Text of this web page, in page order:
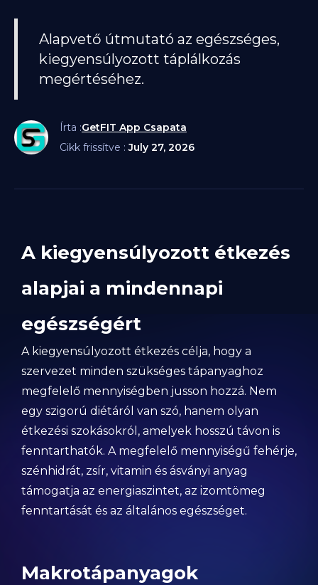
Alapvető útmutató az egészséges,
kiegyensúlyozott táplálkozás
megértéséhez.
Írta :GetFIT App Csapata
Cikk frissítve :July 27, 2026
A kiegyensúlyozott étkezés
alapjai a mindennapi
egészségért
A kiegyensúlyozott étkezés célja, hogy a
szervezet minden szükséges tápanyaghoz
megfelelő mennyiségben jusson hozzá. Nem
egy szigorú diétáról van szó, hanem olyan
étkezési szokásokról, amelyek hosszú távon is
fenntarthatók. A megfelelő mennyiségű fehérje,
szénhidrát, zsír, vitamin és ásványi anyag
támogatja az energiaszintet, az izomtömeg
fenntartását és az általános egészséget.
Makrotápanyagok